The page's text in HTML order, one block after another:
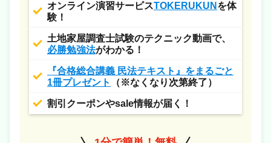
オンライン演習サービスTOKERUKUN を体
験！
土地家屋調査士試験のテクニック動画で、
必勝勉強法がわかる！
『合格総合講義 民法テキスト』をまるごと
1冊プレゼント
（※なくなり次第終了）
割引クーポンやsale情報が届く！